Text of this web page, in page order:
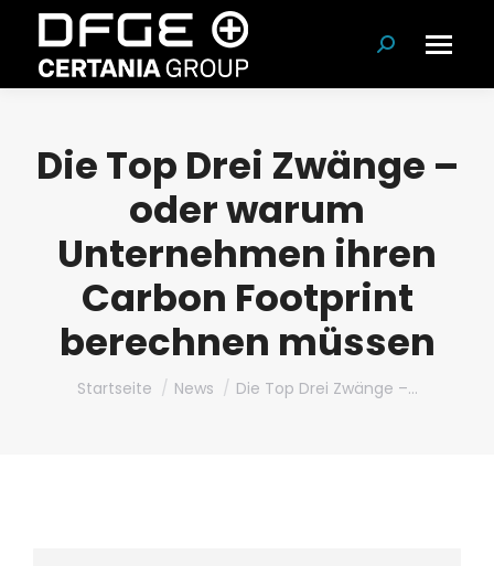
Suchen:
Die Top Drei Zwänge –
oder warum
Unternehmen ihren
Carbon Footprint
berechnen müssen
Du bist hier:
Startseite News Die Top Drei Zwänge –…